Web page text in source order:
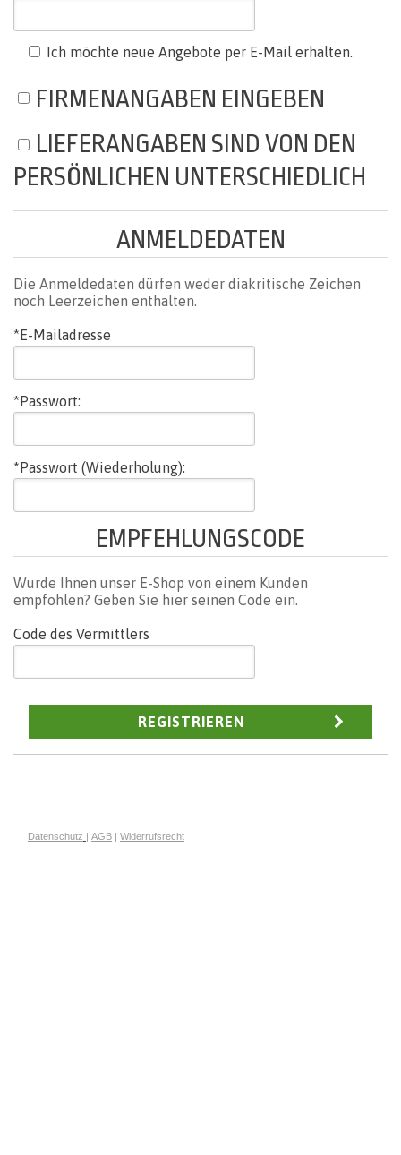
Ich möchte neue Angebote per E-Mail erhalten.
FIRMENANGABEN EINGEBEN
LIEFERANGABEN SIND VON DEN
PERSÖNLICHEN UNTERSCHIEDLICH
ANMELDEDATEN
Die Anmeldedaten dürfen weder diakritische Zeichen
noch Leerzeichen enthalten.
*E-Mailadresse
*Passwort:
*Passwort (Wiederholung):
EMPFEHLUNGSCODE
Wurde Ihnen unser E-Shop von einem Kunden
empfohlen? Geben Sie hier seinen Code ein.
Code des Vermittlers
REGISTRIEREN
Datenschutz | AGB | Widerrufsrecht